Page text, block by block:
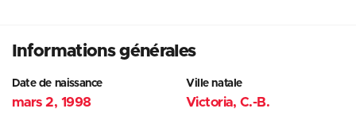
Informations générales
Date de naissance
mars 2, 1998
Ville natale
Victoria, C.-B.